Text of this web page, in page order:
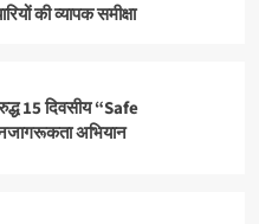
की व्यापक समीक्षा
15 दिवसीय “Safe
अभियान